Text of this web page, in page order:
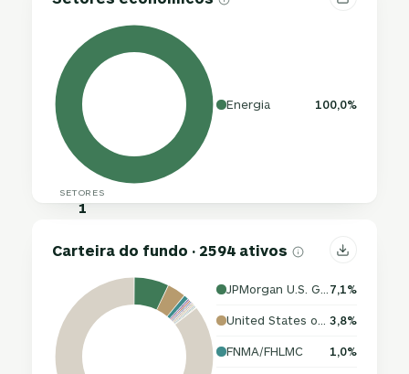
SETORES
1
Energia 100,0%
Carteira do fundo · 2594 ativos
7,1%
3,8%
FNMA/FHLMC 1,0%